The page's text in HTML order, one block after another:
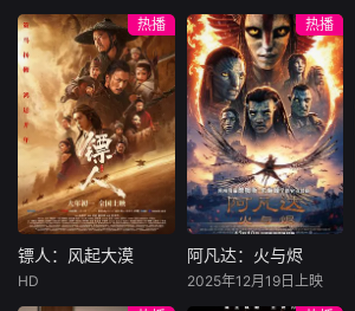
危险。其中
林柏叡
民国的上海滩，身
怀绝技的孤女画师
许雁真，意外与身
陷危局的融汇银行
总账姜心羽产生交
集。姜心羽遭人陷
害，只得与许雁真
结盟，彼时银行欲
将国宝名画低价卖
给外国人，许雁真
尼可拉斯·博朗
尼古拉斯·加利齐纳
牧羊人乔治
（休·杰克曼饰）最
爱给羊群读侦探小
说，没想到自己有
一天会离奇死亡。
他留下的3000万
巨额遗产，让每个
人貌似都有犯罪动
机。警察毫无头绪
热播
镖人：风起大漠
镖人：风起大漠
HD
热播
阿凡达：火与烬
阿凡达：火与烬
2025年12月19日上映